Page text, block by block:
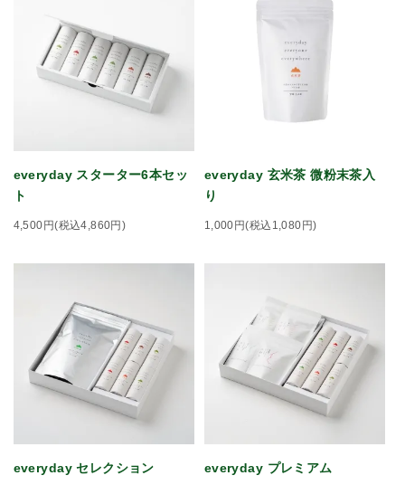
everyday スターター6本セッ
ト
4,500円(税込4,860円)
everyday 玄米茶 微粉末茶入
り
1,000円(税込1,080円)
everyday セレクション everyday プレミアム